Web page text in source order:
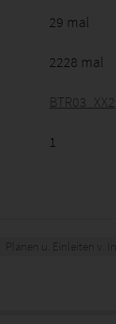
29 mal
2228 mal
BTR03_XX2
1
Planen u. Einleiten v.